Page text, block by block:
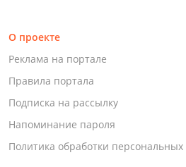
О проекте
Реклама на портале
Правила портала
Подписка на рассылку
Напоминание пароля
Политика обработки